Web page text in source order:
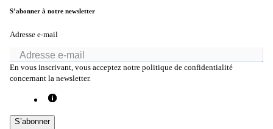
S’abonner à notre newsletter
Adresse e-mail
En vous inscrivant, vous acceptez notre politique de confidentialité
concernant la newsletter.
S’abonner